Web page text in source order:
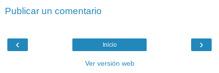
Publicar un comentario
‹ ›
Inicio
Ver versión web